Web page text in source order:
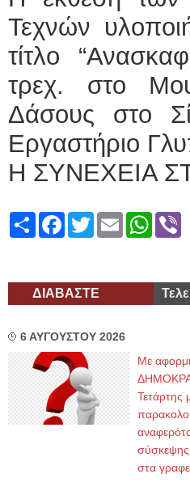
Τεχνών
τίτλο
τρεχ. στο
Δάσους στο
Εργαστήριο
Η ΣΥΝΕΧΕΙΑ
ShareFacebook
TwitterEmail
ΔΙΑΒΑΣΤΕ
6 ΑΥΓΟΥΣΤΟΥ 2026
Με
Τετάρτης
στα